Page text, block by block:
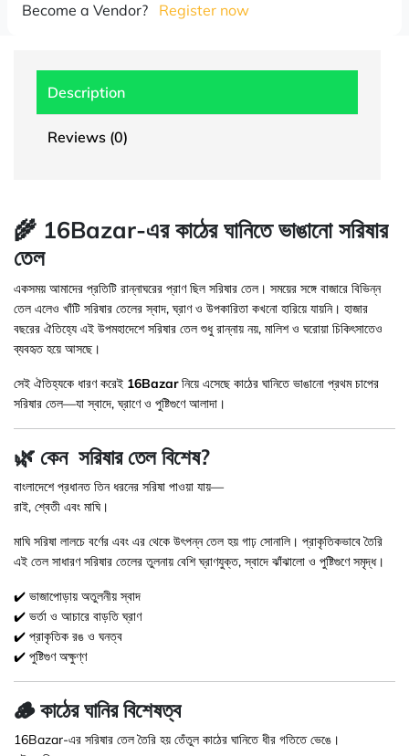
Become a Vendor? Register now
Description
Reviews (0)
🌾 16Bazar-এর কাঠের ঘানিতে ভাঙানো সরিষার
তেল
একসময় আমাদের প্রতিটি রান্নাঘরের প্রাণ ছিল সরিষার তেল। সময়ের সঙ্গে বাজারে বিভিন্ন
তেল এলেও খাঁটি সরিষার তেলের স্বাদ, ঘ্রাণ ও উপকারিতা কখনো হারিয়ে যায়নি। হাজার
বছরের ঐতিহ্যে এই উপমহাদেশে সরিষার তেল শুধু রান্নায় নয়, মালিশ ও ঘরোয়া চিকিৎসাতেও
ব্যবহৃত হয়ে আসছে।
সেই ঐতিহ্যকে ধারণ করেই 16Bazarনিয়ে এসেছে কাঠের ঘানিতে ভাঙানো প্রথম চাপের
সরিষার তেল—যা স্বাদে, ঘ্রাণে ও পুষ্টিগুণে আলাদা।
🌿 কেন সরিষার তেল বিশেষ?
বাংলাদেশে প্রধানত তিন ধরনের সরিষা পাওয়া যায়—
রাই, শ্বেতী এবং মাঘি।
মাঘি সরিষা লালচে বর্ণের এবং এর থেকে উৎপন্ন তেল হয় গাঢ় সোনালি। প্রাকৃতিকভাবে তৈরি
এই তেল সাধারণ সরিষার তেলের তুলনায় বেশি ঘ্রাণযুক্ত, স্বাদে ঝাঁঝালো ও পুষ্টিগুণে সমৃদ্ধ।
✔️ ভাজাপোড়ায় অতুলনীয় স্বাদ
✔️ ভর্তা ও আচারে বাড়তি ঘ্রাণ
✔️ প্রাকৃতিক রঙ ও ঘনত্ব
✔️ পুষ্টিগুণ অক্ষুণ্ণ
🪵 কাঠের ঘানির বিশেষত্ব
16Bazar-এর সরিষার তেল তৈরি হয় তেঁতুল কাঠের ঘানিতে ধীর গতিতে ভেঙে।